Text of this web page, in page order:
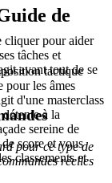
cliquer pour aider
tâches et
avant tout de se
pour ce type de
réelles
de
tactique
les âmes
d'une masterclass
à la
sereine de
score et vous
classements et